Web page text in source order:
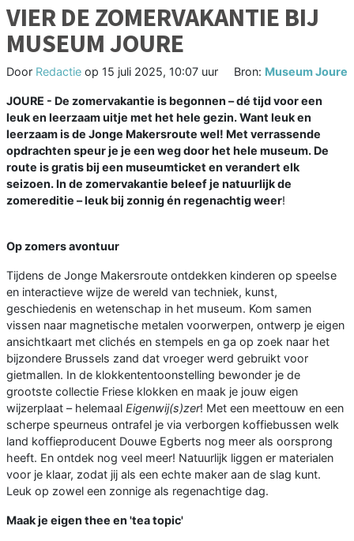
VIER DE ZOMERVAKANTIE BIJ
MUSEUM JOURE
Door Redactie op 15 juli 2025, 10:07 uur Bron: Museum Joure
JOURE - De zomervakantie is begonnen – dé tijd voor een
leuk en leerzaam uitje met het hele gezin. Want leuk en
leerzaam is de Jonge Makersroute wel! Met verrassende
opdrachten speur je je een weg door het hele museum. De
route is gratis bij een museumticket en verandert elk
seizoen. In de zomervakantie beleef je natuurlijk de
zomereditie – leuk bij zonnig én regenachtig weer!
Op zomers avontuur
Tijdens de Jonge Makersroute ontdekken kinderen op speelse
en interactieve wijze de wereld van techniek, kunst,
geschiedenis en wetenschap in het museum. Kom samen
vissen naar magnetische metalen voorwerpen, ontwerp je eigen
ansichtkaart met clichés en stempels en ga op zoek naar het
bijzondere Brussels zand dat vroeger werd gebruikt voor
gietmallen. In de klokkententoonstelling bewonder je de
grootste collectie Friese klokken en maak je jouw eigen
wijzerplaat – helemaal Eigenwij(s)zer! Met een meettouw en een
scherpe speurneus ontrafel je via verborgen koffiebussen welk
land koffieproducent Douwe Egberts nog meer als oorsprong
heeft. En ontdek nog veel meer! Natuurlijk liggen er materialen
voor je klaar, zodat jij als een echte maker aan de slag kunt.
Leuk op zowel een zonnige als regenachtige dag.
Maak je eigen thee en 'tea topic'